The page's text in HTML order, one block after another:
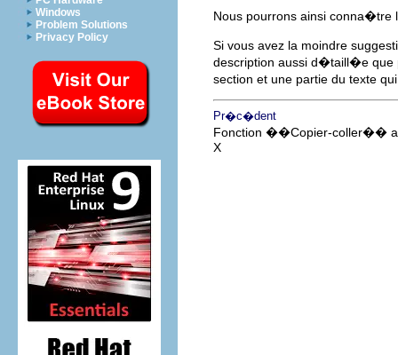
Windows
Problem Solutions
Privacy Policy
Nous pourrons ainsi
Si vous avez la moindre
description aussi d�taill�e que
section et une partie du texte
Pr�c�dent
Fonction ��Copier-coller��
X